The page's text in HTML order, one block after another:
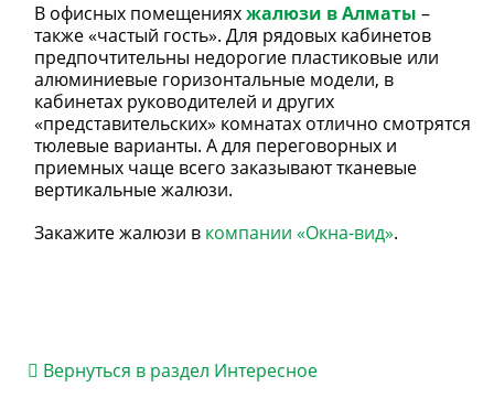
В офисных помещенияхжалюзи в Алматы –
также «частый гость». Для рядовых кабинетов
предпочтительны недорогие пластиковые или
алюминиевые горизонтальные модели, в
кабинетах руководителей и других
«представительских» комнатах отлично смотрятся
тюлевые варианты. А для переговорных и
приемных чаще всего заказывают тканевые
вертикальные жалюзи.
Закажите жалюзи в компании «Окна-вид».
Вернуться в раздел Интересное